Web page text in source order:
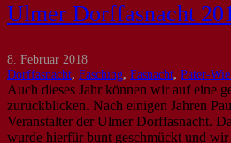
Ulmer Dorffasnacht
8. Februar 2018
Dorffasnacht, Fasching, Fasnacht, Pater-
Auch dieses Jahr können wir auf eine
zurückblicken. Nach einigen Jahren
Veranstalter der Ulmer Dorffasnacht.
wurde hierfür bunt geschmückt und